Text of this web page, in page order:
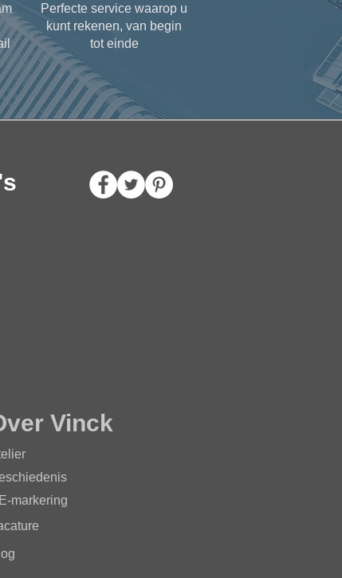
Perfecte service waarop u
kunt rekenen, van begin
tot einde
Vinck
markering